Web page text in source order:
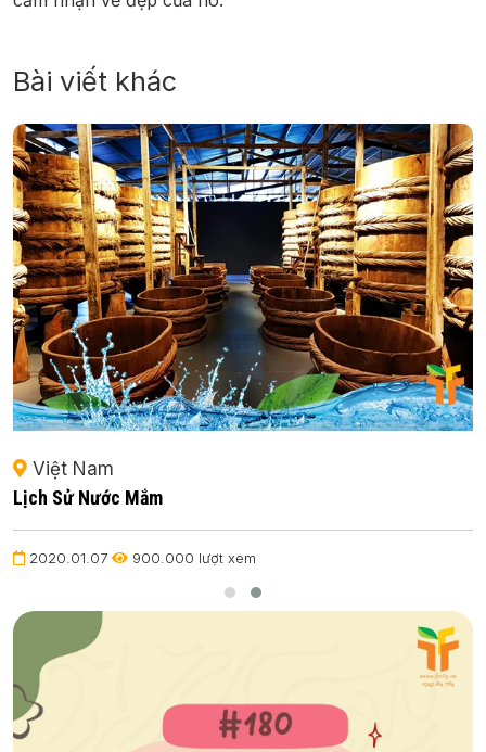
Bài viết khác
Việt Nam
Lịch Sử Nước Mắm
2020.01.07 900.000 lượt xem